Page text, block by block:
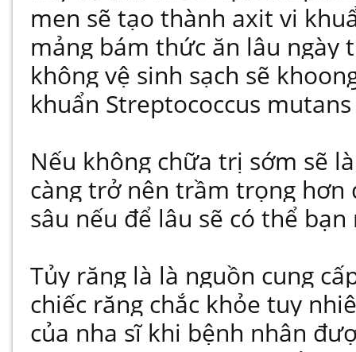
men sẽ tạo thành axit vi
mảng bám thức ăn lâu ngày
không vệ sinh sạch sẽ
khuẩn Streptococcus mutans
Nếu không chữa trị sớm sẽ
càng trở nên trầm trọng hơn
sâu nếu để lâu sẽ có thể
Tủy răng là là nguồn cung
chiếc răng chắc khỏe tuy
của nha sĩ khi bệnh nhân